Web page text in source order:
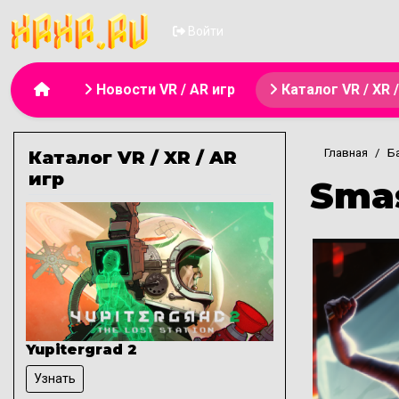
Меню учётной
Войти
Основная навигация
Новости VR / AR игр Каталог VR / XR
Главная
Каталог VR / XR / AR
игр
Yupitergrad 2
Узнать